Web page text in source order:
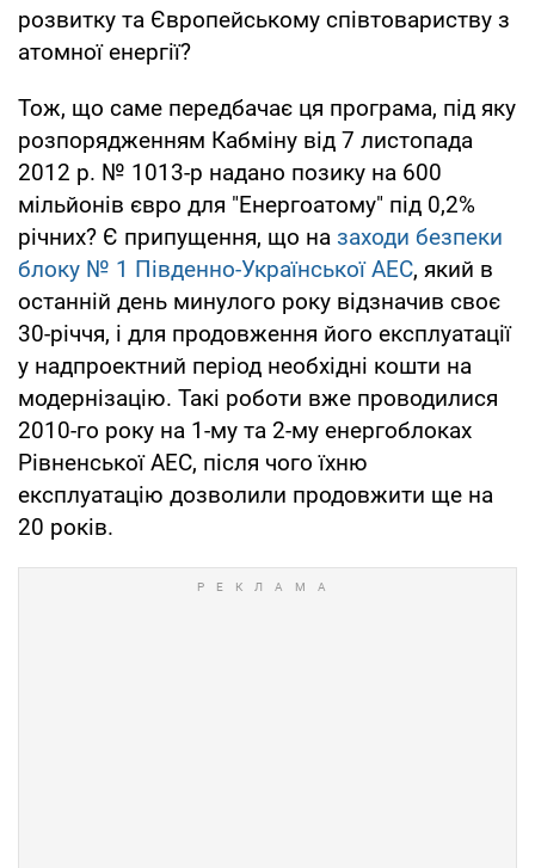
розвитку та Європейському співтовариству з
атомної енергії?
Тож, що саме передбачає ця програма, під яку
розпорядженням Кабміну від 7 листопада
2012 р. № 1013-р надано позику на 600
мільйонів євро для "Енергоатому" під 0,2%
річних? Є припущення, що на заходи безпеки
блоку № 1 Південно-Української АЕС, який в
останній день минулого року відзначив своє
30-річчя, і для продовження його експлуатації
у надпроектний період необхідні кошти на
модернізацію. Такі роботи вже проводилися
2010-го року на 1-му та 2-му енергоблоках
Рівненської АЕС, після чого їхню
експлуатацію дозволили продовжити ще на
20 років.